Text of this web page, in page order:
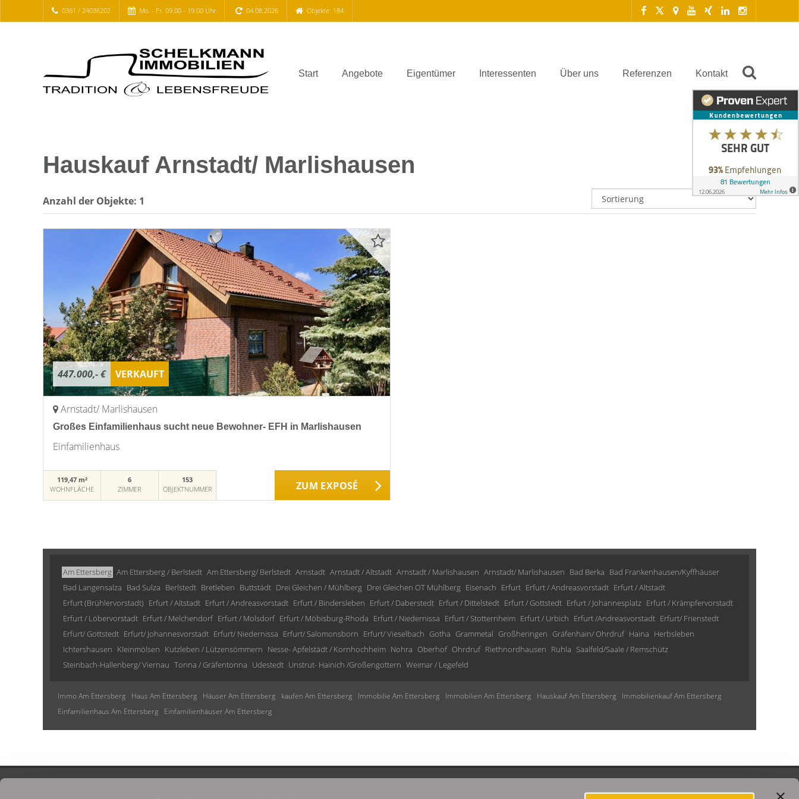
0361 / 24036202 Mo. - Fr. 09.00 - 19.00 Uhr 04.08.2026 Objekte: 184
Start Angebote Eigentümer Interessenten Über uns Referenzen Kontakt
Hauskauf Arnstadt/ Marlishausen
Anzahl der Objekte: 1
447.000,- € VERKAUFT
Arnstadt/ Marlishausen
Großes Einfamilienhaus sucht neue Bewohner- EFH in Marlishausen
Einfamilienhaus
119,47 m²
WOHNFLÄCHE
6
ZIMMER
153
OBJEKTNUMMER
ZUM EXPOSÉ
Am Ettersberg Am Ettersberg / Berlstedt Am Ettersberg/ Berlstedt Arnstadt Arnstadt / Altstadt Arnstadt / Marlishausen Arnstadt/ Marlishausen Bad Berka Bad Frankenhausen/Kyffhäuser
Bad Langensalza Bad Sulza Berlstedt Bretleben Buttstädt Drei Gleichen / Mühlberg Drei Gleichen OT Mühlberg Eisenach Erfurt Erfurt / Andreasvorstadt Erfurt / Altstadt
Erfurt (Brühlervorstadt) Erfurt / Altstadt Erfurt / Andreasvorstadt Erfurt / Bindersleben Erfurt / Daberstedt Erfurt / Dittelstedt Erfurt / Gottstedt Erfurt / Johannesplatz Erfurt / Krämpfervorstadt
Erfurt / Löbervorstadt Erfurt / Melchendorf Erfurt / Molsdorf Erfurt / Möbisburg-Rhoda Erfurt / Niedernissa Erfurt / Stotternheim Erfurt / Urbich Erfurt /Andreasvorstadt Erfurt/ Frienstedt
Erfurt/ Gottstedt Erfurt/ Johannesvorstadt Erfurt/ Niedernissa Erfurt/ Salomonsborn Erfurt/ Vieselbach Gotha Grammetal Großheringen Gräfenhain/ Ohrdruf Haina Herbsleben
Ichtershausen Kleinmölsen Kutzleben / Lützensömmern Nesse- Apfelstädt / Kornhochheim Nohra Oberhof Ohrdruf Riethnordhausen Ruhla Saalfeld/Saale / Remschütz
Steinbach-Hallenberg/ Viernau Tonna / Gräfentonna Udestedt Unstrut- Hainich /Großengottern Weimar / Legefeld
Immo Am Ettersberg Haus Am Ettersberg Häuser Am Ettersberg kaufen Am Ettersberg Immobilie Am Ettersberg Immobilien Am Ettersberg Hauskauf Am Ettersberg
Immobilienkauf Am Ettersberg
Einfamilienhaus Am Ettersberg
Einfamilienhäuser Am Ettersberg